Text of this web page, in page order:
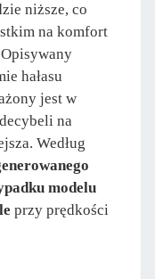
niższe, co
na komfort
hałasu
jest w
na
Według
modelu
przy prędkości